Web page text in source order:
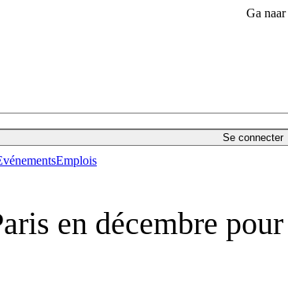
Ga
Se connecter
Emplois
en décembre